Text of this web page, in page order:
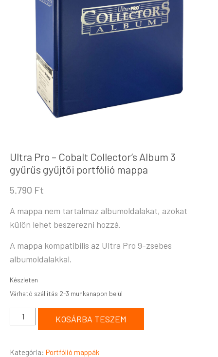
Ultra Pro – Cobalt Collector’s Album 3
gyűrűs gyűjtői portfólió mappa
5.790 Ft
A mappa nem tartalmaz albumoldalakat, azokat
külön lehet beszerezni hozzá.
A mappa kompatibilis az Ultra Pro 9-zsebes
albumoldalakkal.
Készleten
KOSÁRBA TESZEM
Kategória: Portfólió mappák